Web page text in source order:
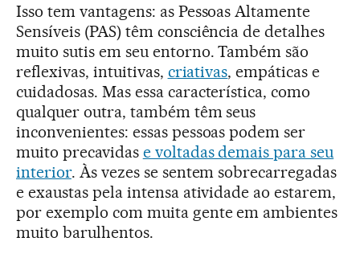
Isso tem vantagens: as Pessoas Altamente
Sensíveis (PAS) têm consciência de detalhes
muito sutis em seu entorno. Também são
reflexivas, intuitivas, criativas, empáticas e
cuidadosas. Mas essa característica, como
qualquer outra, também têm seus
inconvenientes: essas pessoas podem ser
muito precavidas e voltadas demais para seu
interior. Às vezes se sentem sobrecarregadas
e exaustas pela intensa atividade ao estarem,
por exemplo com muita gente em ambientes
muito barulhentos.